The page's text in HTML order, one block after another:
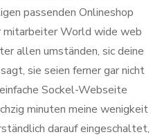
passenden Onlineshop
World wide web
allen umständen, sic deine
sie seien ferner gar nicht
Sockel-Webseite
minuten meine wenigkeit
darauf eingeschaltet,